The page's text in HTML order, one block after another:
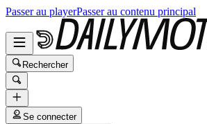
Passer au playerPasser au contenu principal
Rechercher
Se connecter